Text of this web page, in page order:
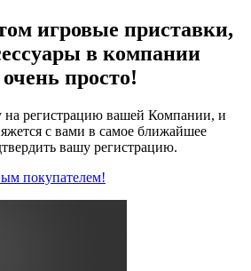
игровые приставки,
в компании
просто!
на регистрацию вашей Компании, и
с вами в самое ближайшее
вашу регистрацию.
покупателем!